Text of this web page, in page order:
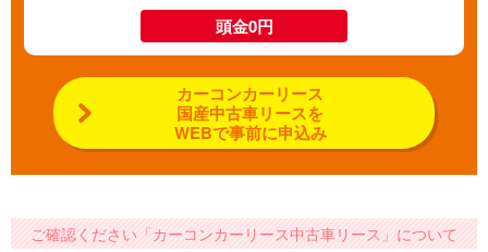
頭金0円
カーコンカーリース
国産中古車リースを
WEBで事前に申込み
ご確認ください「カーコンカーリース中古車リース」について